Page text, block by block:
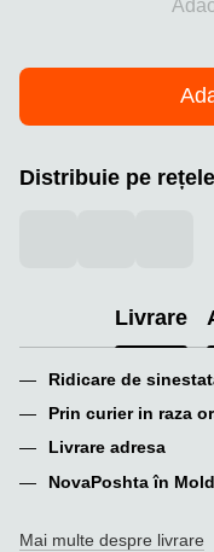
Distribuie pe
Livrare
Ridicare de
Prin curier in raza
Livrare adresa
NovaPoshta în
Mai multe despre livrare